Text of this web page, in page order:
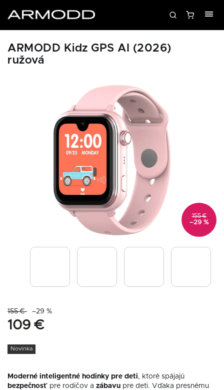
ARMODD Kidz GPS AI (2026)
ružová
155 €
–29 %
155 € –29 %
109 €
Moderné inteligentné hodinky pre deti, ktoré spájajú
bezpečnosť pre rodičov a zábavu pre deti. Vďaka presnému
Novinka